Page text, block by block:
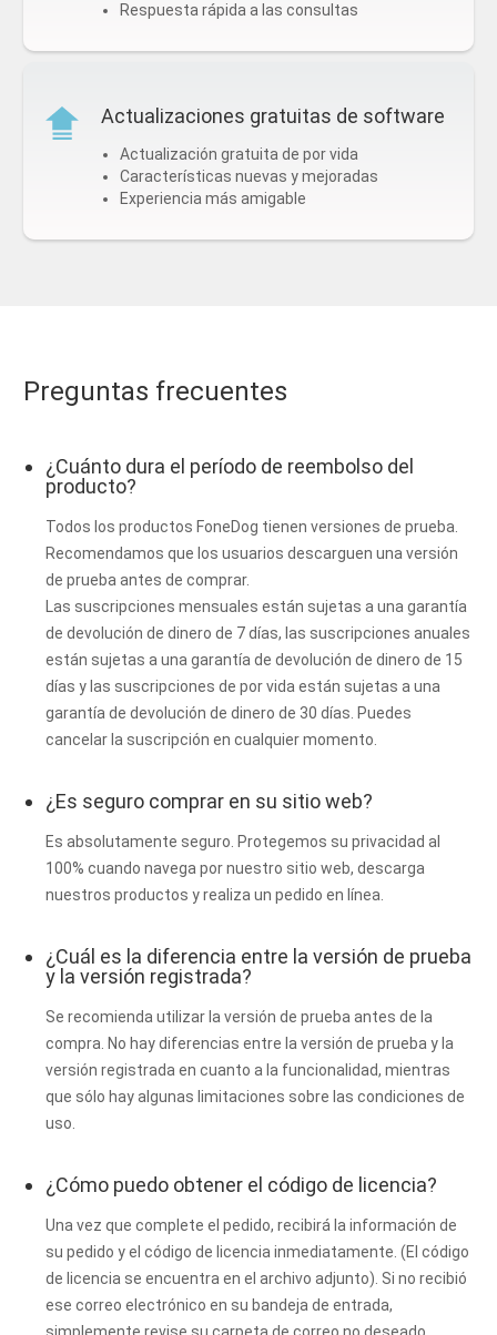
Respuesta rápida a las consultas
Actualizaciones gratuitas de software
Actualización gratuita de por vida
Características nuevas y mejoradas
Experiencia más amigable
Preguntas frecuentes
¿Cuánto dura el período de reembolso del
producto?
Todos los productos FoneDog tienen versiones de prueba.
Recomendamos que los usuarios descarguen una versión
de prueba antes de comprar.
Las suscripciones mensuales están sujetas a una garantía
de devolución de dinero de 7 días, las suscripciones anuales
están sujetas a una garantía de devolución de dinero de 15
días y las suscripciones de por vida están sujetas a una
garantía de devolución de dinero de 30 días. Puedes
cancelar la suscripción en cualquier momento.
¿Es seguro comprar en su sitio web?
Es absolutamente seguro. Protegemos su privacidad al
100% cuando navega por nuestro sitio web, descarga
nuestros productos y realiza un pedido en línea.
¿Cuál es la diferencia entre la versión de prueba
y la versión registrada?
Se recomienda utilizar la versión de prueba antes de la
compra. No hay diferencias entre la versión de prueba y la
versión registrada en cuanto a la funcionalidad, mientras
que sólo hay algunas limitaciones sobre las condiciones de
uso.
¿Cómo puedo obtener el código de licencia?
Una vez que complete el pedido, recibirá la información de
su pedido y el código de licencia inmediatamente. (El código
de licencia se encuentra en el archivo adjunto). Si no recibió
ese correo electrónico en su bandeja de entrada,